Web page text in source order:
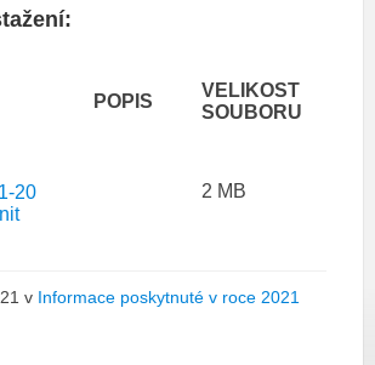
POPIS
VELIKOST
SOUBORU
20
2 MB
v Informace poskytnuté v roce 2021